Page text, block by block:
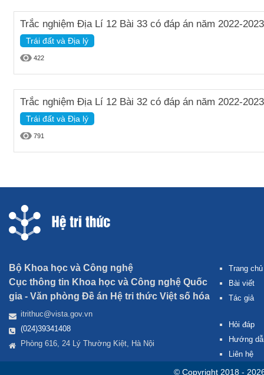
Trắc nghiệm Địa Lí 12 Bài 33 có đáp án năm 2022-
Trái đất và Địa lý
422
Trắc nghiệm Địa Lí 12 Bài 32 có đáp án năm 2022-
Trái đất và Địa lý
791
Bộ Khoa học và Công nghệ
Cục thông tin Khoa học và Công nghệ Quốc
gia - Văn phòng Đề án Hệ tri thức Việt số hóa
itrithuc@vista.gov.vn
(024)39341408
Phòng 616, 24 Lý Thường Kiệt, Hà Nội
Trang chủ
Bài viết
Tác giả
Hỏi đáp
Hướng
Liên hệ
© Copyright 2018 -